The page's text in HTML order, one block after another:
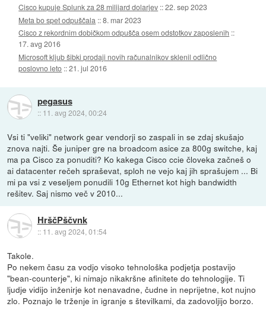
Cisco kupuje Splunk za 28 milijard dolarjev ::22. sep 2023
Meta bo spet odpuščala ::8. mar 2023
Cisco z rekordnim dobičkom odpušča osem odstotkov zaposlenih ::
17. avg 2016
Microsoft kljub šibki prodaji novih računalnikov sklenil odlično
poslovno leto ::21. jul 2016
pegasus
:: 11. avg 2024, 00:24
Vsi ti "veliki" network gear vendorji so zaspali in se zdaj skušajo
znova najti. Še juniper gre na broadcom asice za 800g switche, kaj
ma pa Cisco za ponuditi? Ko kakega Cisco ccie človeka začneš o
ai datacenter rečeh spraševat, sploh ne vejo kaj jih sprašujem ... Bi
mi pa vsi z veseljem ponudili 10g Ethernet kot high bandwidth
rešitev. Saj nismo več v 2010...
HrščPščvnk
:: 11. avg 2024, 01:54
Takole.
Po nekem času za vodjo visoko tehnološka podjetja postavijo
"bean-counterje", ki nimajo nikakršne afinitete do tehnologije. Ti
ljudje vidijo inženirje kot nenavadne, čudne in neprijetne, kot nujno
zlo. Poznajo le trženje in igranje s številkami, da zadovoljijo borzo.